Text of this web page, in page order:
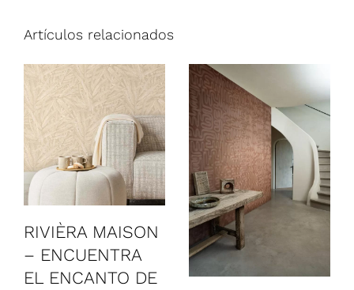
Artículos relacionados
RIVIÈRA MAISON
– ENCUENTRA
EL ENCANTO DE